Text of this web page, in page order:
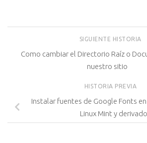
SIGUIENTE HISTORIA
Como cambiar el Directorio Raíz o
nuestro sitio
HISTORIA PREVIA
Instalar fuentes de Google Fonts en
Linux Mint y